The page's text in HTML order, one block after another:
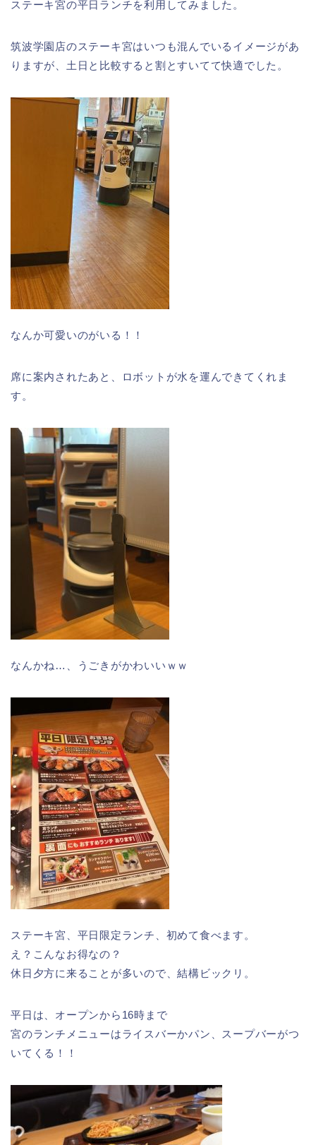
ステーキ宮の平日ランチを利用してみました。
筑波学園店のステーキ宮はいつも混んでいるイメージがあ
りますが、土日と比較すると割とすいてて快適でした。
なんか可愛いのがいる！！
席に案内されたあと、ロボットが水を運んできてくれま
す。
なんかね…、うごきがかわいいｗｗ
ステーキ宮、平日限定ランチ、初めて食べます。
え？こんなお得なの？
休日夕方に来ることが多いので、結構ビックリ。
平日は、オープンから16時まで
宮のランチメニューはライスバーかパン、スープバーがつ
いてくる！！